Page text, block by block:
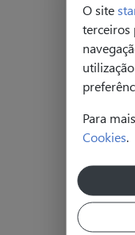
O site
terceiros
Para
Cookies